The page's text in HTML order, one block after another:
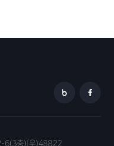
6(3층)(우)48822